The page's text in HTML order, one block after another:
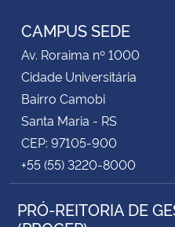
CAMPUS SEDE
Av. Roraima nº 1000
Cidade Universitária
Bairro Camobi
Santa Maria - RS
CEP: 97105-900
+55 (55) 3220-8000
PRÓ-REITORIA DE